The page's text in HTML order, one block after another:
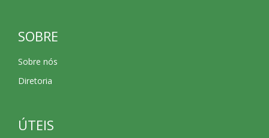
SOBRE
Sobre nós
Diretoria
ÚTEIS